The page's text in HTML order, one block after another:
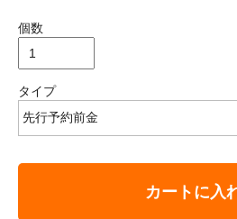
個数
タイプ
カートに入